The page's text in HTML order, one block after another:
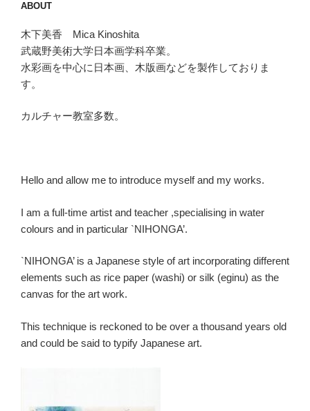
ABOUT
木下美香 Mica Kinoshita
武蔵野美術大学日本画学科卒業。
水彩画を中心に日本画、木版画などを製作しておりま
す。
カルチャー教室多数。
Hello and allow me to introduce myself and my works.
I am a full-time artist and teacher ,specialising in water
colours and in particular `NIHONGA’.
`NIHONGA’ is a Japanese style of art incorporating different
elements such as rice paper (washi) or silk (eginu) as the
canvas for the art work.
This technique is reckoned to be over a thousand years old
and could be said to typify Japanese art.